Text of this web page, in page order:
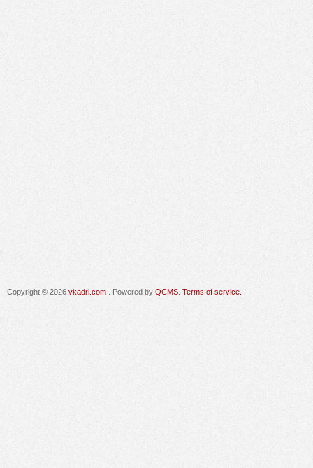
Copyright © 2026 vkadri.com . Powered by QCMS Terms of service.